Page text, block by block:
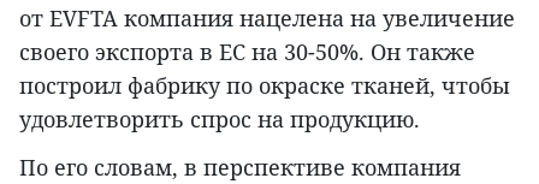
от EVFTA компания нацелена на увеличение
своего экспорта в ЕС на 30-50%. Он также
построил фабрику по окраске тканей, чтобы
удовлетворить спрос на продукцию.
По его словам, в перспективе компания